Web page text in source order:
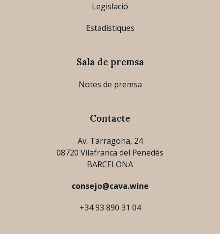
Legislació
Estadístiques
Sala de premsa
Notes de premsa
Contacte
Av. Tarragona, 24
08720 Vilafranca del Penedès
BARCELONA
consejo@cava.wine
+34 93 890 31 04